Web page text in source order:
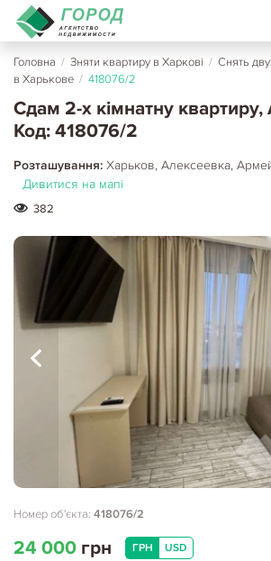
Головна / Зняти квартиру в Харкові / Снять
в Харькове / 418076/2
Сдам 2-х кімнатну
Код: 418076/2
Розташування: Харьков, Алексеевка,
Дивитися на мапі
382
Номер об'єкта: 418076/2
24 000 грн ГРН USD